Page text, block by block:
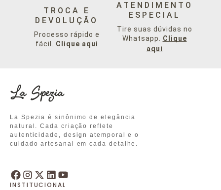
TROCA E
DEVOLUÇÃO
Processo rápido e
fácil. Clique aqui
ATENDIMENTO
ESPECIAL
Tire suas dúvidas no
Whatsapp. Clique
aqui
La Spezia é sinônimo de elegância
natural. Cada criação reflete
autenticidade, design atemporal e o
cuidado artesanal em cada detalhe.
INSTITUCIONAL